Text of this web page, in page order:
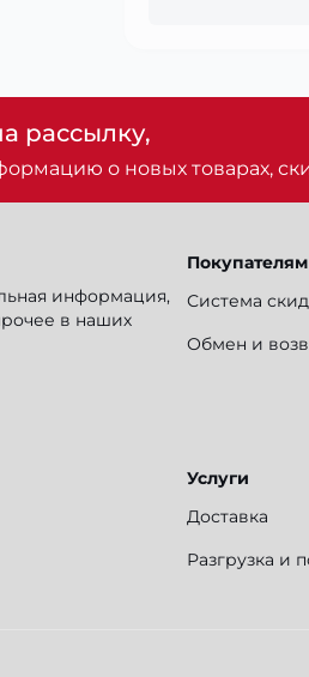
рассылку,
о новых товарах,
информация,
в наших
Покупателям
Система
Обмен и
Услуги
Доставка
Разгрузка и